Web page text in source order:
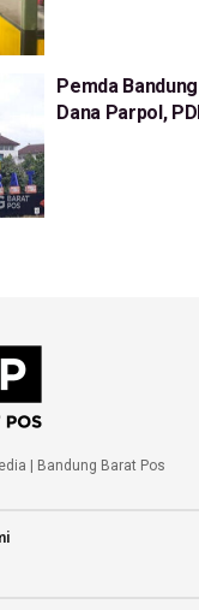
Pemda
Dana Parpol,
| Bandung Barat Pos